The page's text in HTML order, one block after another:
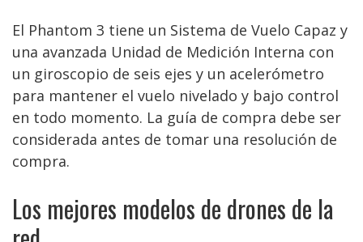
El Phantom 3 tiene un Sistema de Vuelo Capaz y
una avanzada Unidad de Medición Interna con
un giroscopio de seis ejes y un acelerómetro
para mantener el vuelo nivelado y bajo control
en todo momento. La guía de compra debe ser
considerada antes de tomar una resolución de
compra.
Los mejores modelos de drones de la